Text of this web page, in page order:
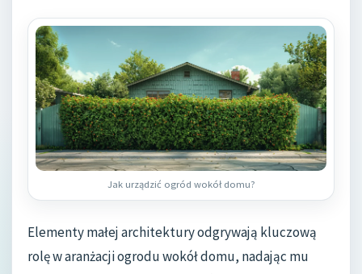
Jak urządzić ogród wokół domu?
Elementy małej architektury odgrywają kluczową
rolę w aranżacji ogrodu wokół domu, nadając mu